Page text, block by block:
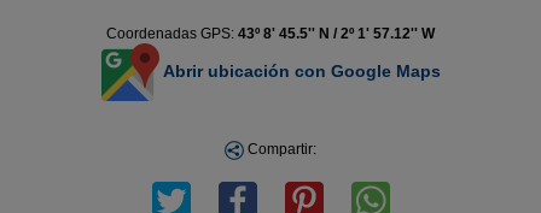
Coordenadas GPS: 43º 8' 45.5'' N / 2º 1' 57.12'' W
Abrir ubicación con Google Maps
Compartir: